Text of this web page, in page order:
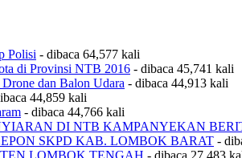
Polisi - dibaca 64,577 kali
di Provinsi NTB 2016 - dibaca 45,741 kali
dan Balon Udara - dibaca 44,913 kali
44,859 kali
- dibaca 44,766 kali
DI NTB KAMPANYEKAN
SKPD KAB. LOMBOK BARAT -
LOMBOK TENGAH - dibaca 27,483